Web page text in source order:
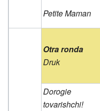
Petite Maman
Otra ronda
Druk
Dorogie
tovarishchi!